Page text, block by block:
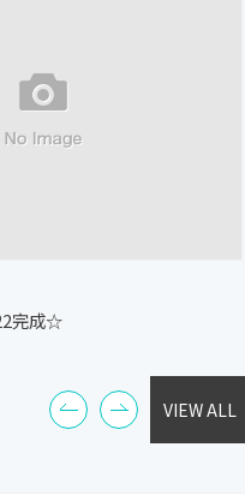
完成☆
VIEW ALL